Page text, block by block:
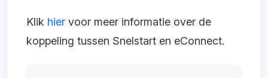
Klik hier voor meer informatie over de
koppeling tussen Snelstart en eConnect.